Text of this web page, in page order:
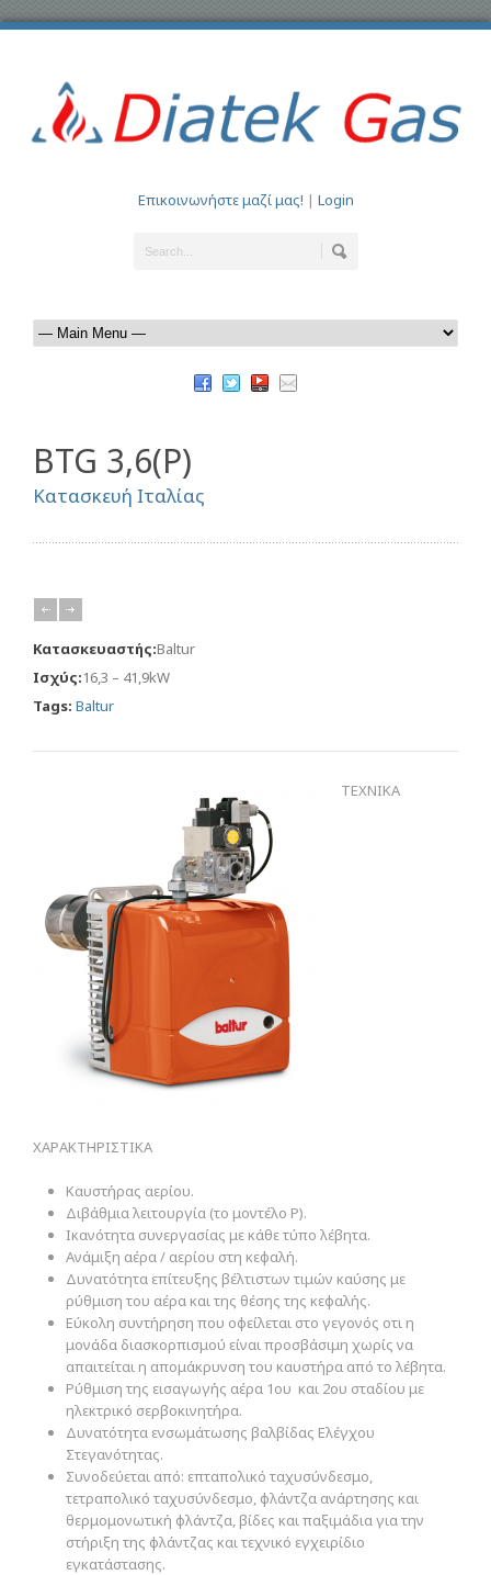
Επικοινωνήστε μαζί μας! | Login
BTG 3,6(P)
Κατασκευή Ιταλίας
Κατασκευαστής:Baltur
Ισχύς:16,3 – 41,9kW
Tags: Baltur
ΤΕΧΝΙΚΑ
ΧΑΡΑΚΤΗΡΙΣΤΙΚΑ
Καυστήρας αερίου.
Διβάθμια λειτουργία (το μοντέλο P).
Ικανότητα συνεργασίας με κάθε τύπο λέβητα.
Ανάμιξη αέρα / αερίου στη κεφαλή.
Δυνατότητα επίτευξης βέλτιστων τιμών καύσης με
ρύθμιση του αέρα και της θέσης της κεφαλής.
Εύκολη συντήρηση που οφείλεται στο γεγονός οτι η
μονάδα διασκορπισμού είναι προσβάσιμη χωρίς να
απαιτείται η απομάκρυνση του καυστήρα από το λέβητα.
Ρύθμιση της εισαγωγής αέρα 1ου και 2ου σταδίου με
ηλεκτρικό σερβοκινητήρα.
Δυνατότητα ενσωμάτωσης βαλβίδας Ελέγχου
Στεγανότητας.
Συνοδεύεται από: επταπολικό ταχυσύνδεσμο,
τετραπολικό ταχυσύνδεσμο, φλάντζα ανάρτησης και
θερμομονωτική φλάντζα, βίδες και παξιμάδια για την
στήριξη της φλάντζας και τεχνικό εγχειρίδιο
εγκατάστασης.